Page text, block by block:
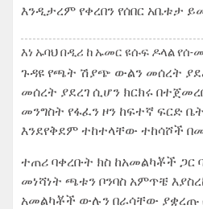
እንዲታረም የቀረበን የሰበር አቤቱታ
እነ ኡባህ በዲሪ ከ ኡመር ዩሱፍ ዶላል የሰ-
ጉዳዩ የጫት ሽያጭ ውልን መሰረት
መሰረት ያደረገ ሲሆን ክርክሩ
መንግስት የፋፈን ዞን ከፍተኛ ፍርድ
እንደየቅደም ተከተላቸው ተከሳሾች
ተጠሪ ባቀረቡት ክስ ከአመልካቾች ጋር
መነሻነት ጫቱን ቦንባስ አምጥቼ
አመልካቾች ውሉን በራሳቸው ያቋረጡ